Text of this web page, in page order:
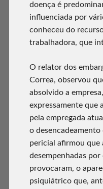
doença é
influenciada por
conheceu do
trabalhadora, que
O relator dos
Correa, observou
absolvido a
expressamente que
pela empregada
o
pericial afirmou que
desempenhadas
provocaram, o
psiquiátrico que,